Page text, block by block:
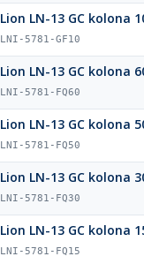
Lion LN-13 GC kolona
LNI-5781-GF10
Lion LN-13 GC kolona
LNI-5781-FQ60
Lion LN-13 GC kolona
LNI-5781-FQ50
Lion LN-13 GC kolona
LNI-5781-FQ30
Lion LN-13 GC kolona
LNI-5781-FQ15